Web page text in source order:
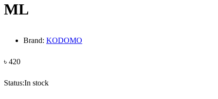
ML
Brand: KODOMO
৳ 420
Status:In stock